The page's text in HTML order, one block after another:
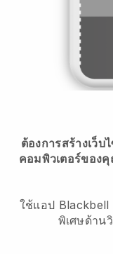
ต้องการสร้างเว็
คอมพิวเตอร์ของ
ใช้แอป Blackbell
พิเศษด้าน